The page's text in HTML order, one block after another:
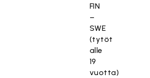
FIN
–
SWE
(tytöt
alle
19
vuotta)